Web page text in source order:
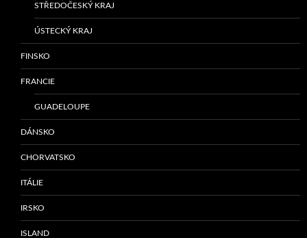
STŘEDOČESKÝ KRAJ
ÚSTECKÝ KRAJ
FINSKO
FRANCIE
GUADELOUPE
DÁNSKO
CHORVATSKO
ITÁLIE
IRSKO
ISLAND